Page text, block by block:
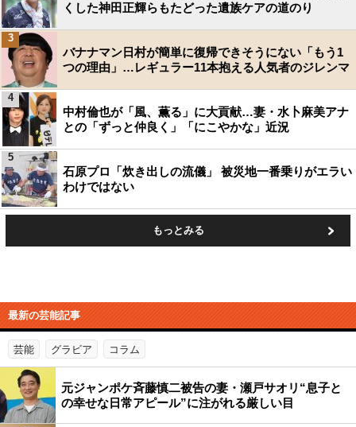
くした神田正輝らもたどった遺族ケアの道のり
バナナマン日村が簡単に復帰できそうにない「もう1
つの理由」…レギュラー11本抱える人気者のジレンマ
3
中村倫也が「風、薫る」に大貢献…妻・水卜麻美アナ
との「ずっと仲良く」「にこやかな」近況
4
石原プロ「炊き出しの流儀」 被災地一番乗りがエラい
わけではない
5
もっとみる
最新の芸能記事
芸能 グラビア コラム
元ジャンポケ斉藤慎二被告の妻・瀬戸サオリ“息子と
の幸せな日常アピール”に注がれる厳しい目